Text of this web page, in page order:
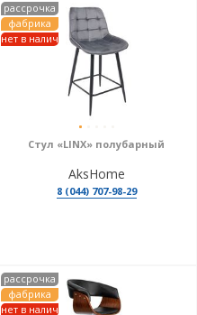
рассрочка
фабрика
нет в налич
Стул «LINX» полубарный
AksHome
8 (044) 707-98-29
рассрочка
фабрика
нет в налич